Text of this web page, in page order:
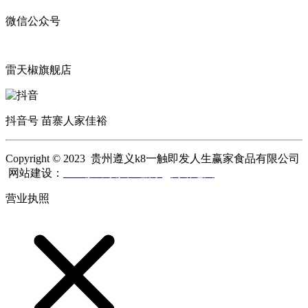
微信公众号
雷天椒旗舰店
抖音号 苗寨人家佳裕
Copyright © 2023 贵州遵义k8一触即发人生赢家食品有限公司
网站建设：
营业执照